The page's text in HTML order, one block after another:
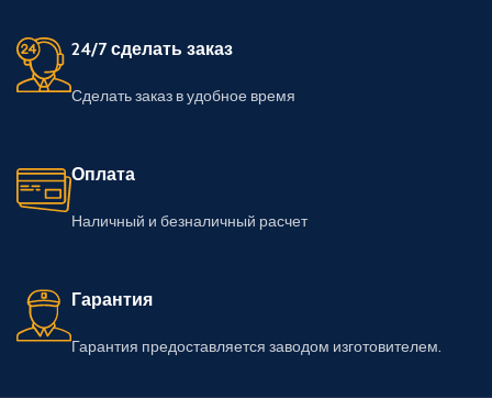
24/7 сделать заказ
Сделать заказ в удобное время
Оплата
Наличный и безналичный расчет
Гарантия
Гарантия предоставляется заводом изготовителем.